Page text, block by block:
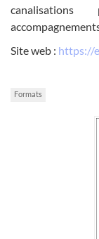
Site web : https://
Formats